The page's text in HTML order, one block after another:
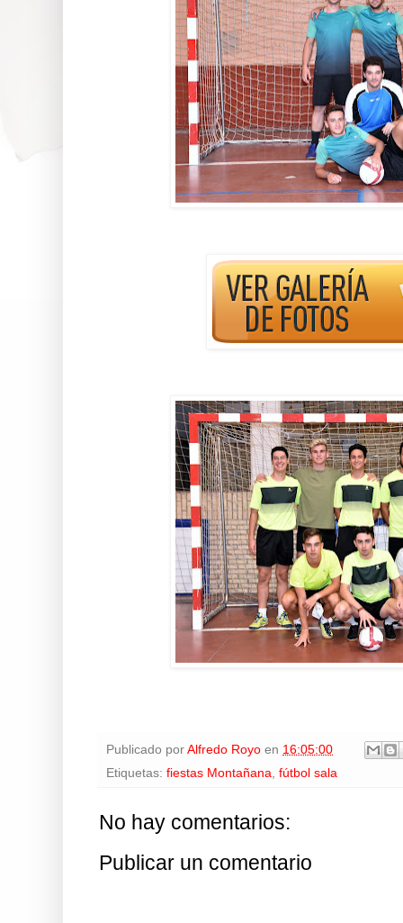
Publicado por Alfredo Royo en 16:05:00
Etiquetas: fiestas Montañana, fútbol sala
No hay comentarios:
Publicar un comentario